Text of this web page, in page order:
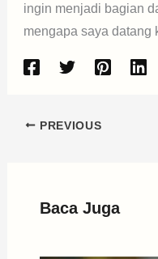
ingin menjadi bagian
mengapa saya datang
PREVIOUS
Baca Juga